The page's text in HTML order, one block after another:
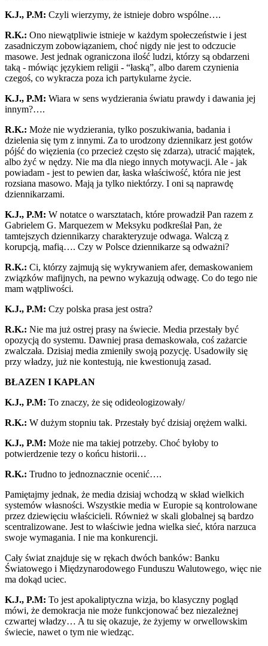
K.J., P.M: Czyli wierzymy, że istnieje dobro wspólne….
R.K.: Ono niewątpliwie istnieje w każdym społeczeństwie i jest
zasadniczym zobowiązaniem, choć nigdy nie jest to odczucie
masowe. Jest jednak ograniczona ilość ludzi, którzy są obdarzeni
taką - mówiąc językiem religii - “łaską”, albo darem czynienia
czegoś, co wykracza poza ich partykularne życie.
K.J., P.M: Wiara w sens wydzierania światu prawdy i dawania jej
innym?….
R.K.: Może nie wydzierania, tylko poszukiwania, badania i
dzielenia się tym z innymi. Za to urodzony dziennikarz jest gotów
pójść do więzienia (co przecież często się zdarza), utracić majątek,
albo żyć w nędzy. Nie ma dla niego innych motywacji. Ale - jak
powiadam - jest to pewien dar, łaska właściwość, która nie jest
rozsiana masowo. Mają ja tylko niektórzy. I oni są naprawdę
dziennikarzami.
K.J., P.M: W notatce o warsztatach, które prowadził Pan razem z
Gabrielem G. Marquezem w Meksyku podkreślał Pan, że
tamtejszych dziennikarzy charakteryzuje odwaga. Walczą z
korupcją, mafią…. Czy w Polsce dziennikarze są odważni?
R.K.: Ci, którzy zajmują się wykrywaniem afer, demaskowaniem
związków mafijnych, na pewno wykazują odwagę. Co do tego nie
mam wątpliwości.
K.J., P.M: Czy polska prasa jest ostra?
R.K.: Nie ma już ostrej prasy na świecie. Media przestały być
opozycją do systemu. Dawniej prasa demaskowała, coś zażarcie
zwalczała. Dzisiaj media zmieniły swoją pozycję. Usadowiły się
przy władzy, już nie kontestują, nie kwestionują zasad.
BŁAZEN I KAPŁAN
K.J., P.M: To znaczy, że się odideologizowały/
R.K.: W dużym stopniu tak. Przestały być dzisiaj orężem walki.
K.J., P.M: Może nie ma takiej potrzeby. Choć byłoby to
potwierdzenie tezy o końcu historii…
R.K.: Trudno to jednoznacznie ocenić….
Pamiętajmy jednak, że media dzisiaj wchodzą w skład wielkich
systemów własności. Wszystkie media w Europie są kontrolowane
przez dziewięciu właścicieli. Również w skali globalnej są bardzo
scentralizowane. Jest to właściwie jedna wielka sieć, która narzuca
swoje wymagania. I nie ma konkurencji.
Cały świat znajduje się w rękach dwóch banków: Banku
Światowego i Międzynarodowego Funduszu Walutowego, więc nie
ma dokąd uciec.
K.J., P.M: To jest apokaliptyczna wizja, bo klasyczny pogląd
mówi, że demokracja nie może funkcjonować bez niezależnej
czwartej władzy… A tu się okazuje, że żyjemy w orwellowskim
świecie, nawet o tym nie wiedząc.